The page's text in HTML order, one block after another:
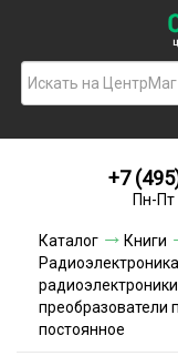
+7
Пн-Пт
Каталог Книги
преобразователи
постоянное